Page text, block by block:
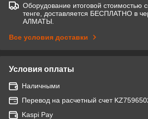
Оборудование итоговой стоимостью
тенге, доставляется БЕСПЛАТНО в
АЛМАТЫ.
Все условия доставки
Условия оплаты
Наличными
Перевод на расчетный счет
Kaspi Pay